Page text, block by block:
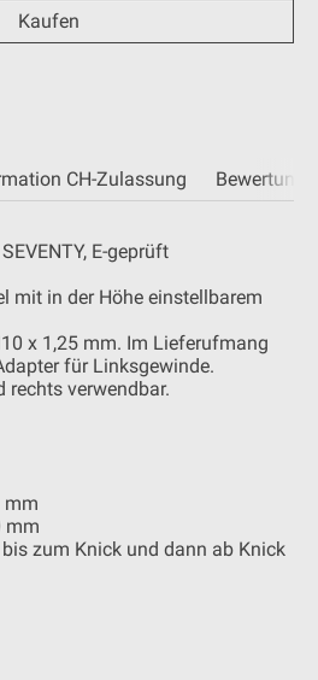
Kaufen
CH-Zulassung
E-geprüft
mit in der Höhe einstellbarem
x 1,25 mm. Im Lieferufmang
für Linksgewinde.
rechts verwendbar.
mm
mm
zum Knick und dann ab Knick